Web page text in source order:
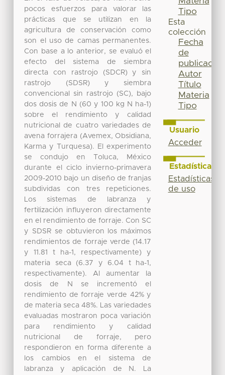
pocos esfuerzos para valorar las
prácticas que se utilizan en la
agricultura de conservación como
son el uso de camas permanentes.
Con base a lo anterior, se evaluó el
efecto del sistema de siembra
directa con rastrojo (SDCR) y sin
rastrojo (SDSR) y siembra
convencional sin rastrojo (SC), bajo
dos dosis de N (60 y 100 kg N ha-1)
sobre el rendimiento y calidad
nutricional de cuatro variedades de
avena forrajera (Avemex, Obsidiana,
Karma y Turquesa). El experimento
se condujo en Toluca, México
durante el ciclo invierno-primavera
2009-2010 bajo un diseño de franjas
subdividas con tres repeticiones.
Los sistemas de labranza y
fertilización influyeron directamente
en el rendimiento de forraje. Con SC
y SDSR se obtuvieron los máximos
rendimientos de forraje verde (14.17
y 11.81 t ha-1, respectivamente) y
materia seca (6.37 y 6.04 t ha-1,
respectivamente). Al aumentar la
dosis de N se incrementó el
rendimiento de forraje verde 42% y
de materia seca 48%. Las variedades
evaluadas mostraron poca variación
para rendimiento y calidad
nutricional de forraje, pero
respondieron en forma diferente a
los cambios en el sistema de
labranza y aplicación de N. La
Tipo
Esta
colección
Fecha
de
publicación
Autor
Título
Materia
Tipo
Usuario
Acceder
Estadísticas
Estadísticas
de uso